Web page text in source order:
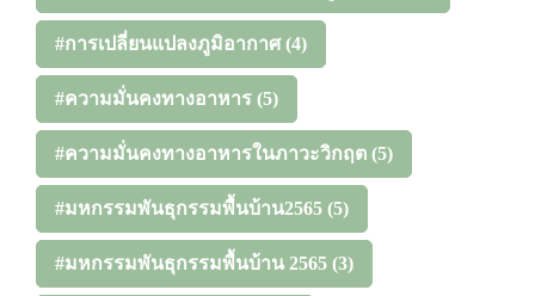
#การเปลี่ยนแปลงภูมิอากาศ(4)
#ความมั่นคงทางอาหาร (5)
#ความมั่นคงทางอาหารในภาวะวิกฤต (5)
#มหกรรมพันธุกรรมพื้นบ้าน2565 (5)
#มหกรรมพันธุกรรมพื้นบ้าน 2565 (3)